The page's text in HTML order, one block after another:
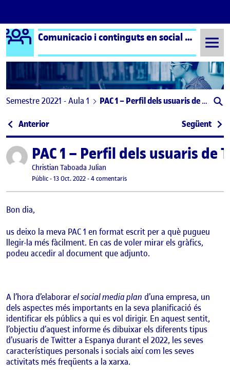
Saltar al contingut
Logo Ágora Comunicacio i continguts en social media
Semestre 20221 - Aula 1 PAC 1 – Perfil dels usuaris de Twitter a Espanya
Navegació d'entrades
Anterior: Activitat 1: Audiències i algoritmes dels social
Següent:
Publicat perPAC 1 – Perfil dels usuaris de
Publicat per
Christian Taboada Julian
Visibilitat:
Públic-Data de publicació
13 Oct. 202218 octubre, 2022 10:09 pm
-4 comentarisa PAC 1 – Perfil dels usuaris de
Bon dia,
us deixo la meva PAC 1 en format escrit per a què pugueu
llegir-la més fàcilment. En cas de voler mirar els gràfics,
podeu accedir al document que adjunto.
A l’hora d’elaborarel social media plan d’una empresa, un
dels aspectes més importants en la seva planificació és
identificar els públics a qui es vol dirigir. En aquest sentit,
l’objectiu d’aquest informe és dibuixar els diferents tipus
d’usuaris de Twitter a Espanya durant el 2022, les seves
característiques personals i socials així com les seves
activitats més freqüents a la xarxa.